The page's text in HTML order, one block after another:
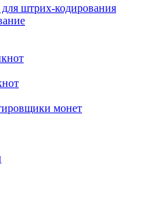
штрих-кодирования
монет